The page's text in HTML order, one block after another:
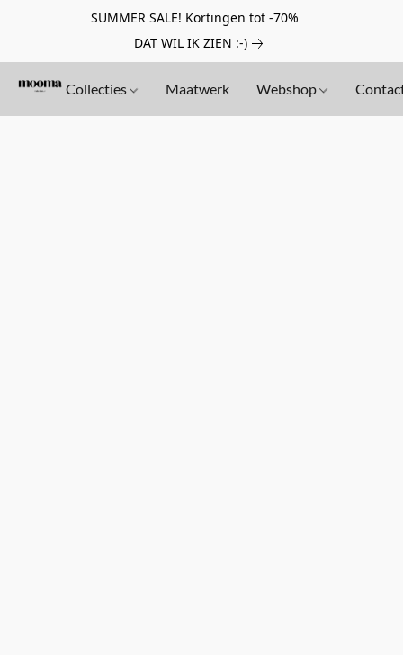
SUMMER SALE! Kortingen tot -70%
DAT WIL IK ZIEN :-)
Collecties Maatwerk Webshop